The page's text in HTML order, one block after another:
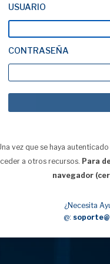
USUARIO
CONTRASEÑA
vez que se haya
a otros recursos. Para
navegador
¿Necesita
@: